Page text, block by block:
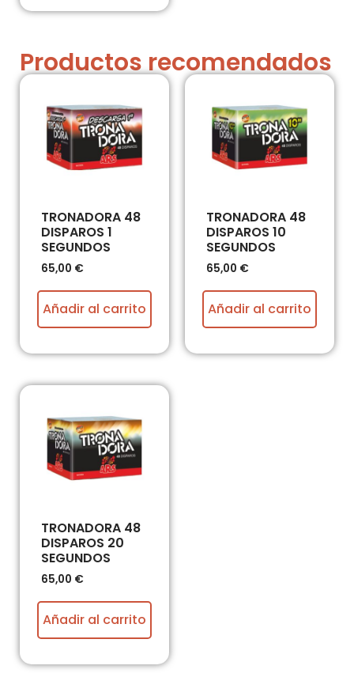
Productos recomendados
TRONADORA 48
DISPAROS 1
SEGUNDOS
65,00 €
Añadir al carrito
TRONADORA 48
DISPAROS 10
SEGUNDOS
65,00 €
Añadir al carrito
TRONADORA 48
DISPAROS 20
SEGUNDOS
65,00 €
Añadir al carrito